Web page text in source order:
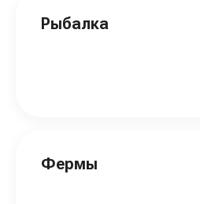
Рыбалка
Фермы